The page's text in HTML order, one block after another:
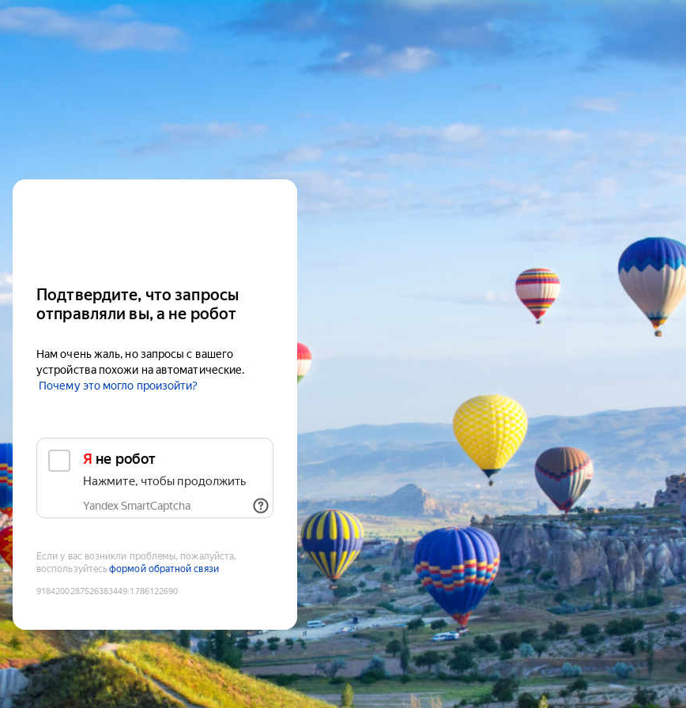
Подтвердите, что запросы
отправляли вы, а не робот
Нам очень жаль, но запросы с вашего
устройства похожи на автоматические.
Почему это могло произойти?
Я не робот
Нажмите, чтобы продолжить
Yandex SmartCaptcha
Если у вас возникли проблемы, пожалуйста,
воспользуйтесьформой обратной связи
9184200287526383449:1786122690